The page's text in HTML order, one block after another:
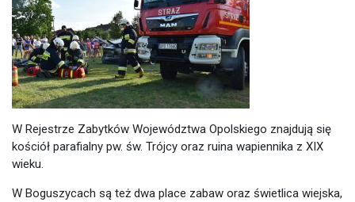
W Rejestrze Zabytków Województwa Opolskiego znajdują się
kościół parafialny pw. św. Trójcy oraz ruina wapiennika z XIX
wieku.
W Boguszycach są też dwa place zabaw oraz świetlica wiejska,